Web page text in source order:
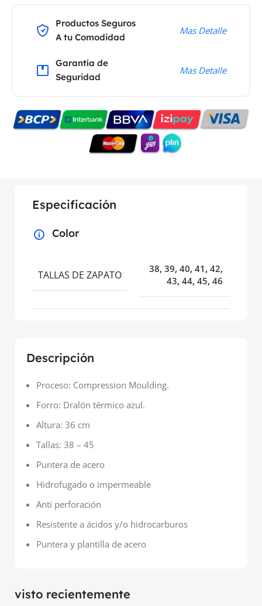
Productos Seguros
A tu Comodidad
Mas Detalle
Garantía de
Seguridad
Mas Detalle
Descripción
Proceso: Compression Moulding.
Forro: Dralón térmico azul.
Altura: 36 cm
Tallas: 38 – 45
Puntera de acero
Hidrofugado o impermeable
Anti perforación
Resistente a ácidos y/o hidrocarburos
Puntera y plantilla de acero
Especificación
Color
TALLAS DE ZAPATO
38, 39, 40, 41 , 42,
43, 44, 45, 46
visto recientemente